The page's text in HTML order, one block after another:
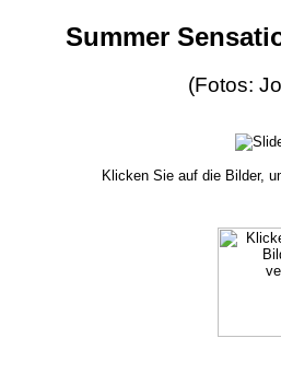
Summer
(Fotos:
Klicken Sie auf die Bilder,